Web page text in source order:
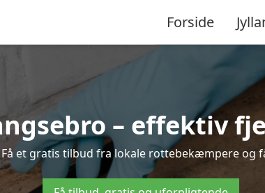
Forside
– effektiv
et gratis tilbud fra lokale rottebekæmpere og